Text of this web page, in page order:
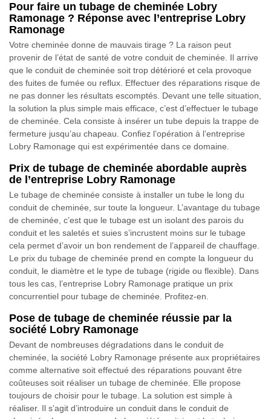
Pour faire un tubage de cheminée Lobry
Ramonage ? Réponse avec l’entreprise Lobry
Ramonage
Votre cheminée donne de mauvais tirage ? La raison peut
provenir de l’état de santé de votre conduit de cheminée. Il arrive
que le conduit de cheminée soit trop détérioré et cela provoque
des fuites de fumée ou reflux. Effectuer des réparations risque de
ne pas donner les résultats escomptés. Devant une telle situation,
la solution la plus simple mais efficace, c’est d’effectuer le tubage
de cheminée. Cela consiste à insérer un tube depuis la trappe de
fermeture jusqu’au chapeau. Confiez l’opération à l’entreprise
Lobry Ramonage qui est expérimentée dans ce domaine.
Prix de tubage de cheminée abordable auprès
de l’entreprise Lobry Ramonage
Le tubage de cheminée consiste à installer un tube le long du
conduit de cheminée, sur toute la longueur. L’avantage du tubage
de cheminée, c’est que le tubage est un isolant des parois du
conduit et les saletés et suies s’incrustent moins sur le tubage
cela permet d’avoir un bon rendement de l’appareil de chauffage.
Le prix du tubage de cheminée prend en compte la longueur du
conduit, le diamètre et le type de tubage (rigide ou flexible). Dans
tous les cas, l’entreprise Lobry Ramonage pratique un prix
concurrentiel pour tubage de cheminée. Profitez-en.
Pose de tubage de cheminée réussie par la
société Lobry Ramonage
Devant de nombreuses dégradations dans le conduit de
cheminée, la société Lobry Ramonage présente aux propriétaires
comme alternative soit effectué des réparations pouvant être
coûteuses soit réaliser un tubage de cheminée. Elle propose
toujours de choisir pour le tubage. La solution est simple à
réaliser. Il s’agit d’introduire un conduit dans le conduit de